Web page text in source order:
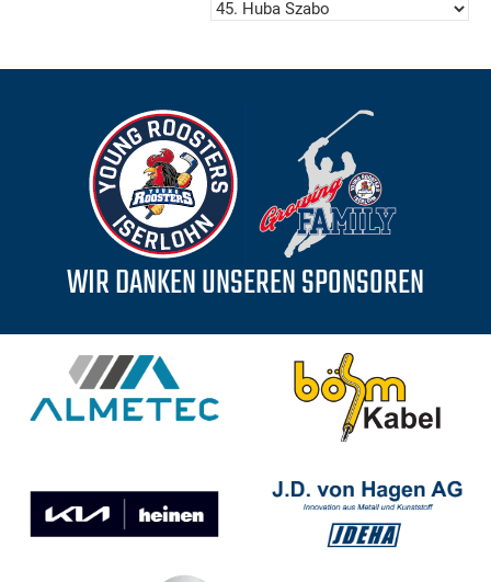
WIR DANKEN UNSEREN SPONSOREN